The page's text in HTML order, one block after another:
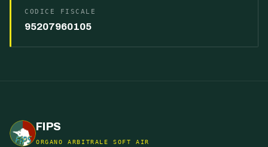
CODICE FISCALE
95207960105
FIPS
ORGANO ARBITRALE SOFT AIR